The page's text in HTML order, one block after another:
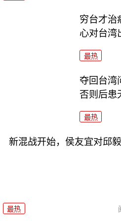
穷台才治
心对台湾
最热
夺回台湾
否则后患
最热
新混战开始，侯友宜对邱
最热